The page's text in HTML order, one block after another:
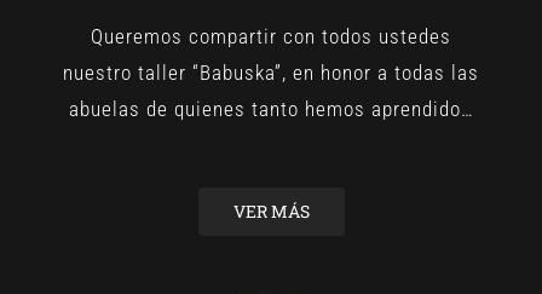
Queremos compartir con todos ustedes
nuestro taller “Babuska”, en honor a todas las
abuelas de quienes tanto hemos aprendido…
VER MÁS